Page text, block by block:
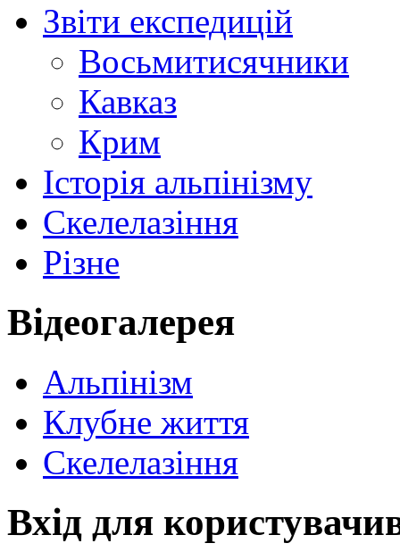
Звіти експедицій
Восьмитисячники
Кавказ
Крим
Історія альпінізму
Скелелазіння
Різне
Відеогалерея
Альпінізм
Клубне життя
Скелелазіння
Вхід для